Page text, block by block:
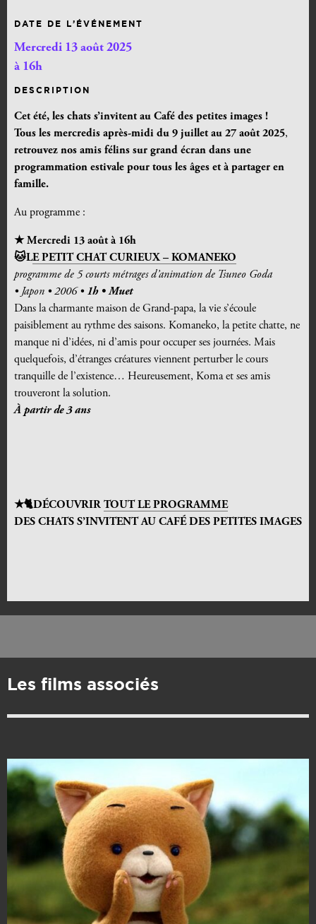
DATE DE L’ÉVÉNEMENT
Mercredi 13 août 2025
à 16h
DESCRIPTION
Cet été, les chats s’invitent au Café des petites images !
Tous les mercredis après-midi du 9 juillet au 27 août 2025,
retrouvez nos amis félins sur grand écran dans une
programmation estivale pour tous les âges et à partager en
famille.
Au programme :
★ Mercredi 13 août à 16h
🐱LE PETIT CHAT CURIEUX – KOMANEKO
programme de 5 courts métrages d’animation de Tsuneo Goda
• Japon • 2006 • 1h • Muet
Dans la charmante maison de Grand-papa, la vie s’écoule
paisiblement au rythme des saisons. Komaneko, la petite chatte, ne
manque ni d’idées, ni d’amis pour occuper ses journées. Mais
quelquefois, d’étranges créatures viennent perturber le cours
tranquille de l’existence… Heureusement, Koma et ses amis
trouveront la solution.
À partir de 3 ans
★🐈DÉCOUVRIR TOUT LE PROGRAMME
DES CHATS S’INVITENT AU CAFÉ DES PETITES IMAGES
Les films associés